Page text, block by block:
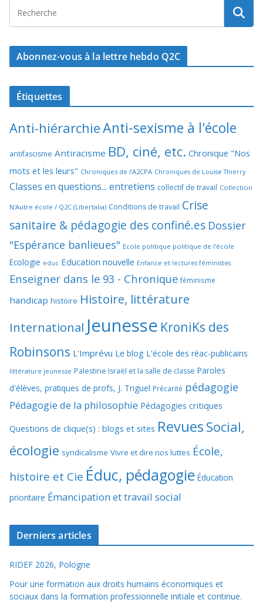
Abonnez-vous à la lettre hebdo Q2C
Étiquettes
Anti-hiérarchieAnti-sexisme à l'école
antifascisme Antiracisme BD, ciné, etc. Chronique "Nos
mots et les leurs" Chroniques de l'A2CPA Chroniques de Louise Thierry
Classes en questions... entretiens collectif de travail Collection
N'Autre école / Q2C (Libertalia) Conditions de travail Crise
sanitaire & pédagogie des confiné.es Dossier
"Espérance banlieues" Ecole politique politique de l'école
Ecologie educ Education nouvelle Enfance et lectures féministes
Enseigner dans le 93 - Chronique féminisme
handicap histoire Histoire, littérature
International Jeunesse KroniKs des
Robinsons L'Imprévu Le blog L'école des réac-publicains
littérature jeunesse Palestine Israël et la salle de classe Paroles
d'élèves, pratiques de profs, J. Triguel Précarité pédagogie
Pédagogie de la philosophie Pédagogies critiques
Questions de clique(s) : blogs et sites RevuesSocial,
écologie syndicalisme Vivre et dire nos luttes École,
histoire et Cie Éduc, pédagogie Éducation
prioritaire Émancipation et travail social
Derniers articles
RIDEF 2026, Pologne
Pour une formation aux droits humains économiques et
sociaux dans la formation professionnelle initiale et continue.